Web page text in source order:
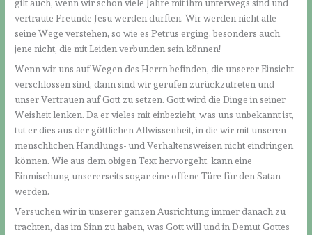
gilt auch, wenn wir schon viele Jahre mit ihm unterwegs sind und
vertraute Freunde Jesu werden durften. Wir werden nicht alle
seine Wege verstehen, so wie es Petrus erging, besonders auch
jene nicht, die mit Leiden verbunden sein können!
Wenn wir uns auf Wegen des Herrn befinden, die unserer Einsicht
verschlossen sind, dann sind wir gerufen zurückzutreten und
unser Vertrauen auf Gott zu setzen. Gott wird die Dinge in seiner
Weisheit lenken. Da er vieles mit einbezieht, was uns unbekannt ist,
tut er dies aus der göttlichen Allwissenheit, in die wir mit unseren
menschlichen Handlungs- und Verhaltensweisen nicht eindringen
können. Wie aus dem obigen Text hervorgeht, kann eine
Einmischung unsererseits sogar eine offene Türe für den Satan
werden.
Versuchen wir in unserer ganzen Ausrichtung immer danach zu
trachten, das im Sinn zu haben, was Gott will und in Demut Gottes